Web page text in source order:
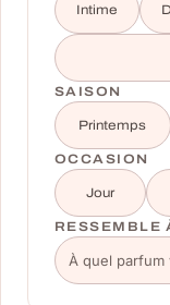
Intime
SAISON
Printemps
OCCASION
Jour
RESSEMBLE